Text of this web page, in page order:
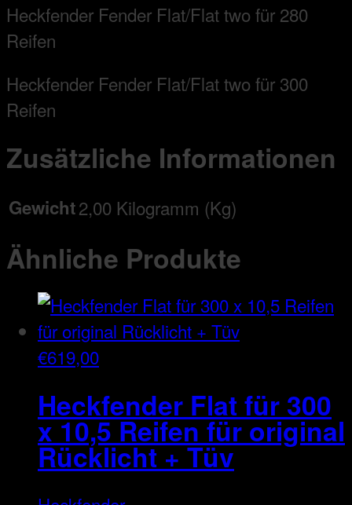
Heckfender Fender Flat/Flat two für 280
Reifen
Heckfender Fender Flat/Flat two für 300
Reifen
Zusätzliche Informationen
Gewicht2,00 Kilogramm (Kg)
Ähnliche Produkte
€619,00
Heckfender Flat für 300
x 10,5 Reifen für original
Rücklicht + Tüv